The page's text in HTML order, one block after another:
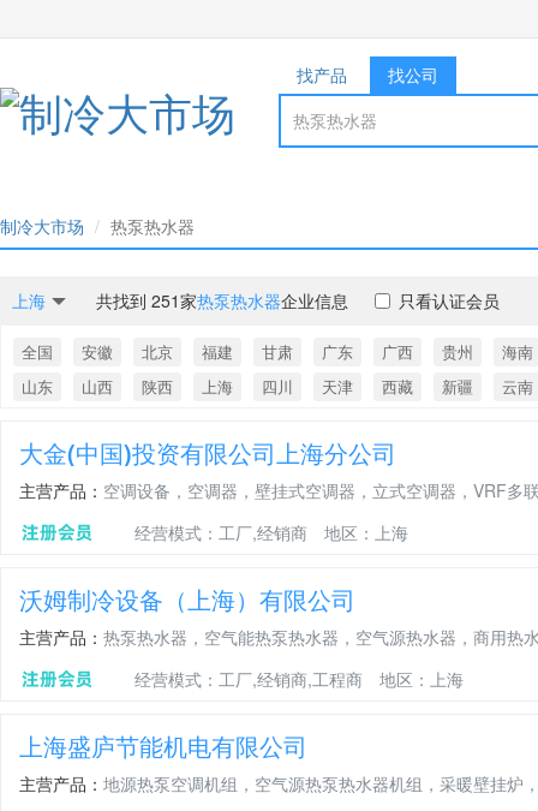
找产品 找公司
制冷大市场 热泵热水器
共找到 251家热泵热水器企业信息 只看认证会员
上海
全国 安徽 北京 福建 甘肃 广东 广西 贵州
海南
山东
山西 陕西 上海 四川 天津 西藏 新疆 云南
大金(中国)投资有限公司上海分公司
主营产品： 空调设备，空调器，壁挂式空调器，立式空调器，VRF
经营模式：工厂,经销商
地区：上海
沃姆制冷设备（上海）有限公司
主营产品： 热泵热水器，空气能热泵热水器，空气源热水器，商用热
经营模式：工厂,经销商,工程商
地区：上海
上海盛庐节能机电有限公司
主营产品： 地源热泵空调机组，空气源热泵热水器机组，采暖壁挂炉